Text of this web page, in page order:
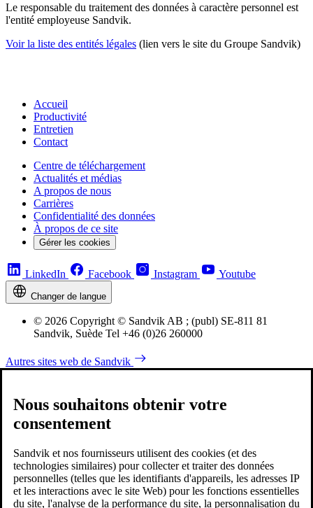
Le responsable du traitement des données à caractère personnel est
l'entité employeuse Sandvik.
Voir la liste des entités légales (lien vers le site du Groupe Sandvik)
Accueil
Productivité
Entretien
Contact
Centre de téléchargement
Actualités et médias
A propos de nous
Carrières
Confidentialité des données
À propos de ce site
Gérer les cookies
LinkedIn Facebook Instagram Youtube
Changer de langue
© 2026 Copyright © Sandvik AB ; (publ) SE-811 81
Sandvik, Suède Tel +46 (0)26 260000
Autres sites web de Sandvik
Nous souhaitons obtenir votre
consentement
Sandvik et nos fournisseurs utilisent des cookies (et des
technologies similaires) pour collecter et traiter des données
personnelles (telles que les identifiants d'appareils, les adresses IP
et les interactions avec le site Web) pour les fonctions essentielles
du site, l'analyse de la performance du site, la personnalisation du